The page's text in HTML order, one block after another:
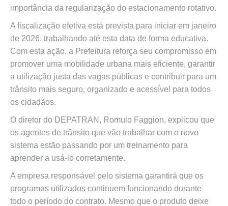
importância da regularização do estacionamento rotativo.
A fiscalização efetiva está prevista para iniciar em janeiro
de 2026, trabalhando até esta data de forma educativa.
Com esta ação, a Prefeitura reforça seu compromisso em
promover uma mobilidade urbana mais eficiente, garantir
a utilização justa das vagas públicas e contribuir para um
trânsito mais seguro, organizado e acessível para todos
os cidadãos.
O diretor do DEPATRAN, Romulo Faggion, explicou que
os agentes de trânsito que vão trabalhar com o novo
sistema estão passando por um treinamento para
aprender a usá-lo corretamente.
A empresa responsável pelo sistema garantirá que os
programas utilizados continuem funcionando durante
todo o período do contrato. Mesmo que o produto deixe